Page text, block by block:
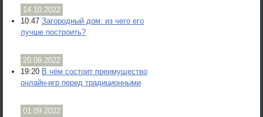
14.10.2022
10:47 Загородный дом: из чего его
лучше построить?
20.09.2022
19:20 В чём состоит преимущество
онлайн-игр перед традиционными
01.09.2022